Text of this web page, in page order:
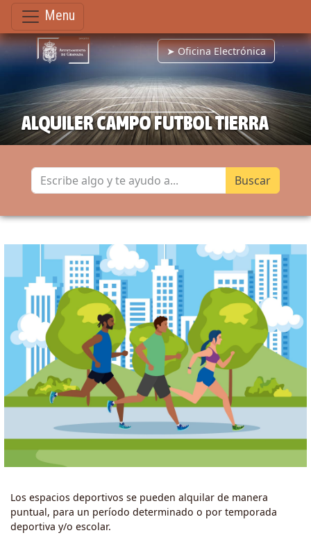
Menu
➤ Oficina Electrónica
ALQUILER CAMPO FUTBOL TIERRA
Los espacios deportivos se pueden alquilar de manera
puntual, para un período determinado o por temporada
deportiva y/o escolar.